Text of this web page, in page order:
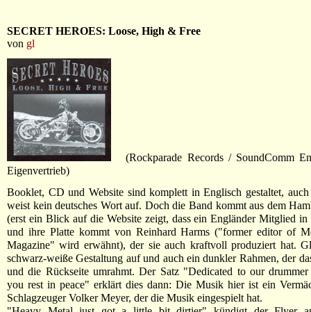
SECRET HEROES: Loose, High & Free
von gl
(Rockparade Records / SoundComm
Eigenvertrieb)
Booklet, CD und Website sind komplett in Englisch gestaltet,
weist kein deutsches Wort auf. Doch die Band kommt aus dem
(erst ein Blick auf die Website zeigt, dass ein Engländer Mitglied
und ihre Platte kommt von Reinhard Harms ("former editor of
Magazine" wird erwähnt), der sie auch kraftvoll produziert hat.
schwarz-weiße Gestaltung auf und auch ein dunkler Rahmen, der
und die Rückseite umrahmt. Der Satz "Dedicated to our
you rest in peace" erklärt dies dann: Die Musik hier ist ein
Schlagzeuger Volker Meyer, der die Musik eingespielt hat.